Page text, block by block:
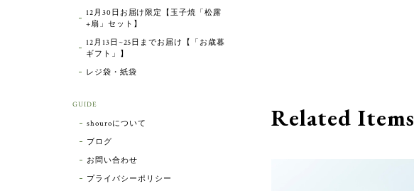
Related Items
12月30日お届け限定【玉子焼「松露
+扇」セット】
12月13日~25日までお届け【「お歳暮
ギフト」】
レジ袋・紙袋
GUIDE
shouroについて
ブログ
お問い合わせ
プライバシーポリシー